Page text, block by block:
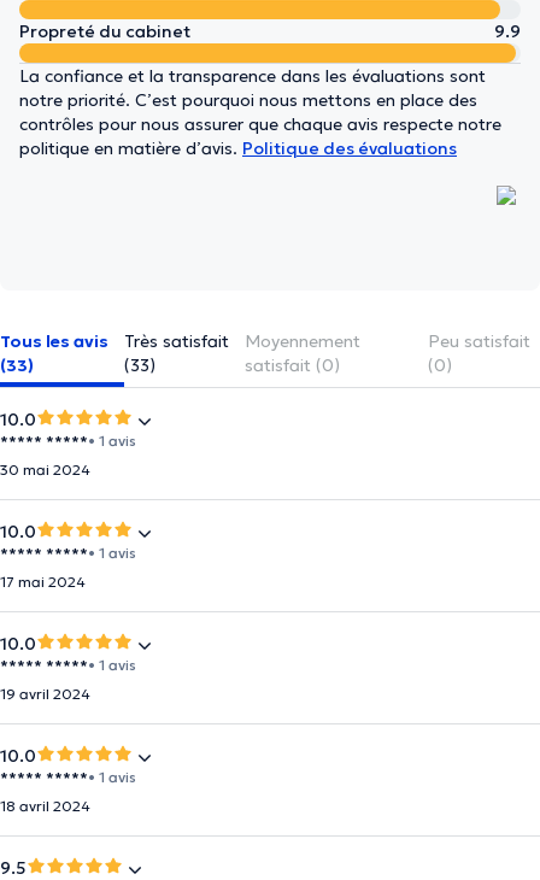
Propreté du cabinet
9.9
La confiance et la transparence dans les évaluations sont
notre priorité. C’est pourquoi nous mettons en place des
contrôles pour nous assurer que chaque avis respecte notre
politique en matière d’avis. Politique des évaluations
Tous les avis
(33)
Très satisfait
(33)
Moyennement
satisfait (0)
Peu satisfait
(0)
10.0
***** *****• 1 avis
30 mai 2024
10.0
***** *****• 1 avis
17 mai 2024
10.0
***** *****• 1 avis
19 avril 2024
10.0
***** *****• 1 avis
18 avril 2024
9.5